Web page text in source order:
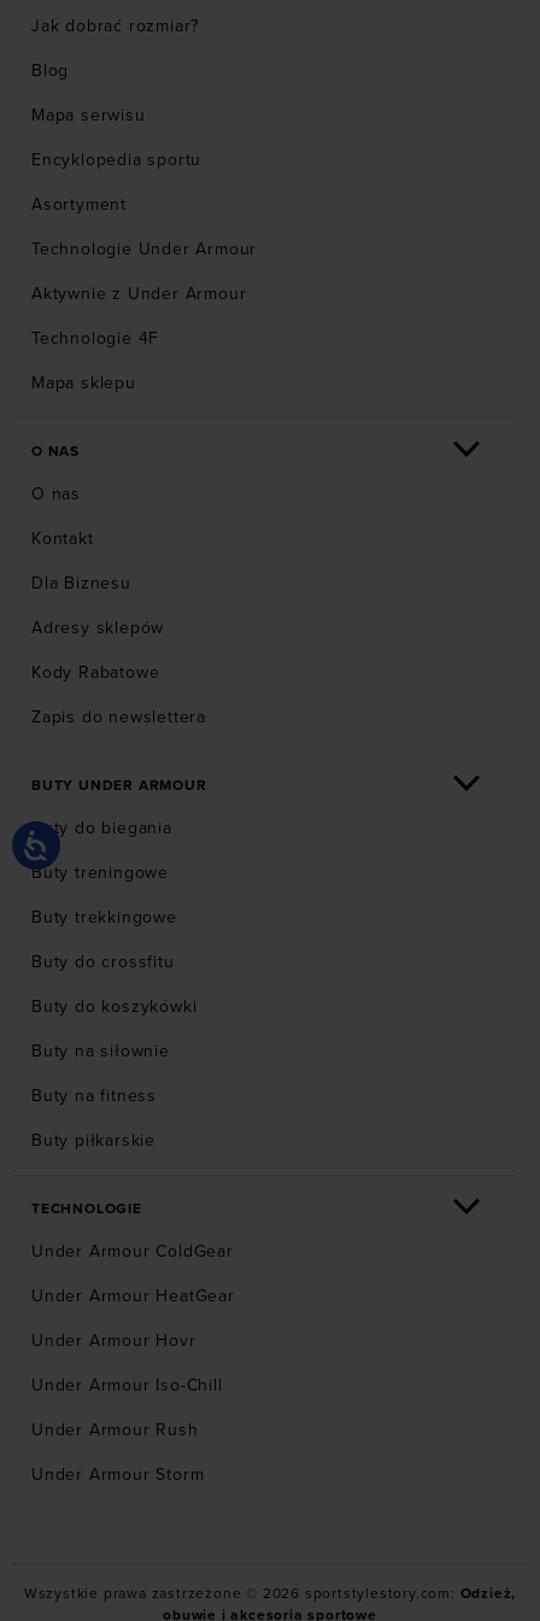
znajdziesz w naszej
Jak dobrać rozmiar?
Blog
Mapa serwisu
Encyklopedia sportu
Asortyment
Technologie Under Armour
Aktywnie z Under Armour
Technologie 4F
Mapa sklepu
O NAS
O nas
Kontakt
Dla Biznesu
Adresy sklepów
Kody Rabatowe
Zapis do newslettera
BUTY UNDER ARMOUR
Buty do biegania
Buty treningowe
Buty trekkingowe
Buty do crossfitu
Buty do koszykówki
Buty na siłownie
Buty na fitness
Buty piłkarskie
TECHNOLOGIE
Under Armour ColdGear
Under Armour HeatGear
Under Armour Hovr
Under Armour Iso-Chill
Under Armour Rush
Under Armour Storm
Wszystkie prawa zastrzeżone © 2026 sportstylestory.com: Odzież,
obuwie i akcesoria sportowe